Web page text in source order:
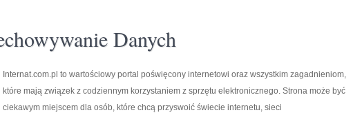
Danych
Internat.com.pl to wartościowy portal poświęcony internetowi oraz wszystkim zagadnieniom,
które mają związek z codziennym korzystaniem z sprzętu elektronicznego. Strona może być
ciekawym miejscem dla osób, które chcą przyswoić świecie internetu, sieci